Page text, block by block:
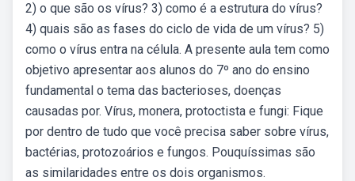
2) o que são os vírus? 3) como é a estrutura do vírus?
4) quais são as fases do ciclo de vida de um vírus? 5)
como o vírus entra na célula. A presente aula tem como
objetivo apresentar aos alunos do 7º ano do ensino
fundamental o tema das bacterioses, doenças
causadas por. Vírus, monera, protoctista e fungi: Fique
por dentro de tudo que você precisa saber sobre vírus,
bactérias, protozoários e fungos. Pouquíssimas são
as similaridades entre os dois organismos.